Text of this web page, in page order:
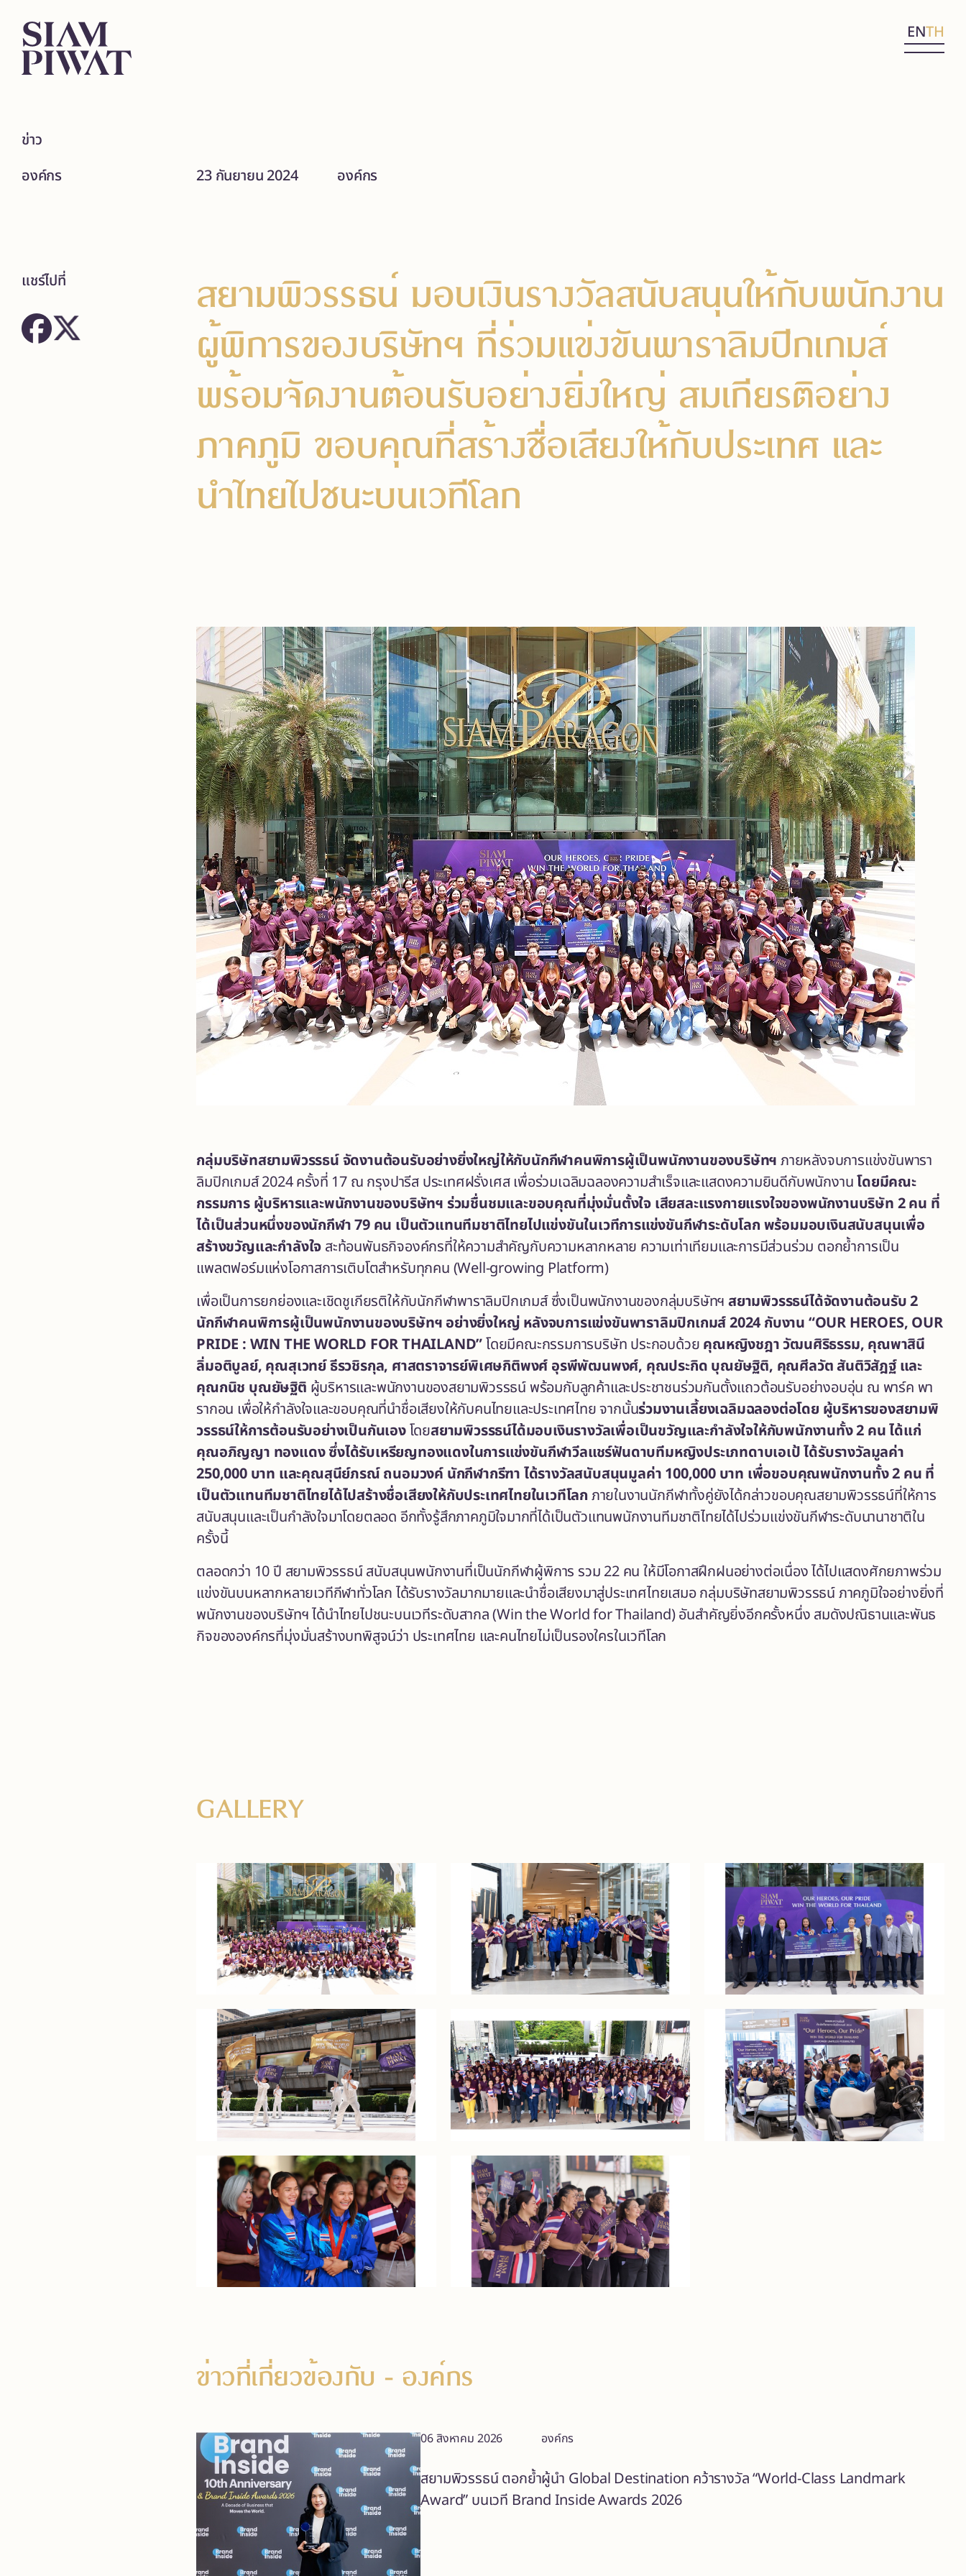
ENTH
ข่าว
องค์กร
แชร์ไปที่
23 กันยายน 2024 องค์กร
สยามพิวรรธน์ มอบเงินรางวัลสนับสนุนให้กับพนักงาน
ผู้พิการของบริษัทฯ ที่ร่วมแข่งขันพาราลิมปิกเกมส์
พร้อมจัดงานต้อนรับอย่างยิ่งใหญ่ สมเกียรติอย่าง
ภาคภูมิ ขอบคุณที่สร้างชื่อเสียงให้กับประเทศ และ
นำไทยไปชนะบนเวทีโลก
กลุ่มบริษัทสยามพิวรรธน์ จัดงานต้อนรับอย่างยิ่งใหญ่ให้กับนักกีฬาคนพิการผู้เป็นพนักงานของบริษัทฯ ภายหลังจบการแข่งขันพารา
ลิมปิกเกมส์ 2024 ครั้งที่ 17 ณ กรุงปารีส ประเทศฝรั่งเศส เพื่อร่วมเฉลิมฉลองความสำเร็จและแสดงความยินดีกับพนักงานโดยมีคณะ
กรรมการ ผู้บริหารและพนักงานของบริษัทฯ ร่วมชื่นชมและขอบคุณที่มุ่งมั่นตั้งใจ เสียสละแรงกายแรงใจของพนักงานบริษัท 2 คน ที่
ได้เป็นส่วนหนึ่งของนักกีฬา 79 คน เป็นตัวแทนทีมชาติไทยไปแข่งขันในเวทีการแข่งขันกีฬาระดับโลก พร้อมมอบเงินสนับสนุนเพื่อ
สร้างขวัญและกำลังใจ สะท้อนพันธกิจองค์กรที่ให้ความสำคัญกับความหลากหลาย ความเท่าเทียมและการมีส่วนร่วม ตอกย้ำการเป็น
แพลตฟอร์มแห่งโอกาสการเติบโตสำหรับทุกคน (Well-growing Platform)
เพื่อเป็นการยกย่องและเชิดชูเกียรติให้กับนักกีฬาพาราลิมปิกเกมส์ ซึ่งเป็นพนักงานของกลุ่มบริษัทฯ สยามพิวรรธน์ได้จัดงานต้อนรับ2
นักกีฬาคนพิการผู้เป็นพนักงานของบริษัทฯ อย่างยิ่งใหญ่ หลังจบการแข่งขันพาราลิมปิกเกมส์ 2024 กับงาน “OUR HEROES, OUR
PRIDE : WIN THE WORLD FOR THAILAND”โดยมีคณะกรรมการบริษัท ประกอบด้วย คุณหญิงชฎา วัฒนศิริธรรม, คุณพาสินี
ลิ่มอติบูลย์, คุณสุเวทย์ ธีรวชิรกุล, ศาสตราจารย์พิเศษกิติพงศ์ อุรพีพัฒนพงศ์, คุณประกิด บุณยัษฐิติ, คุณศีลวัต สันติวิสัฎฐ์ และ
คุณกนิช บุณยัษฐิติ ผู้บริหารและพนักงานของสยามพิวรรธน์ พร้อมกับลูกค้าและประชาชนร่วมกันตั้งแถวต้อนรับอย่างอบอุ่น ณ พาร์ค พา
รากอน เพื่อให้กำลังใจและขอบคุณที่นำชื่อเสียงให้กับคนไทยและประเทศไทย จากนั้นร่วมงานเลี้ยงเฉลิมฉลองต่อโดย ผู้บริหารของสยามพิ
วรรธน์ให้การต้อนรับอย่างเป็นกันเองโดยสยามพิวรรธน์ได้มอบเงินรางวัลเพื่อเป็นขวัญและกำลังใจให้กับพนักงานทั้ง2 คน ได้แก่
คุณอภิญญา ทองแดง ซึ่งได้รับเหรียญทองแดงในการแข่งขันกีฬาวีลแชร์ฟันดาบทีมหญิงประเภทดาบเอเป้ ได้รับรางวัลมูลค่า
250,000 บาท และคุณสุนีย์ภรณ์ ถนอมวงค์ นักกีฬากรีฑา ได้รางวัลสนับสนุนมูลค่า 100,000 บาท เพื่อขอบคุณพนักงานทั้ง 2 คน ที่
เป็นตัวแทนทีมชาติไทยได้ไปสร้างชื่อเสียงให้กับประเทศไทยในเวทีโลก ภายในงานนักกีฬาทั้งคู่ยังได้กล่าวขอบคุณสยามพิวรรธน์ที่ให้การ
สนับสนุนและเป็นกำลังใจมาโดยตลอด อีกทั้งรู้สึกภาคภูมิใจมากที่ได้เป็นตัวแทนพนักงานทีมชาติไทยได้ไปร่วมแข่งขันกีฬาระดับนานาชาติใน
ครั้งนี้
ตลอดกว่า 10 ปี สยามพิวรรธน์ สนับสนุนพนักงานที่เป็นนักกีฬาผู้พิการ รวม 22 คน ให้มีโอกาสฝึกฝนอย่างต่อเนื่อง ได้ไปแสดงศักยภาพร่วม
แข่งขันบนหลากหลายเวทีกีฬาทั่วโลก ได้รับรางวัลมากมายและนำชื่อเสียงมาสู่ประเทศไทยเสมอ กลุ่มบริษัทสยามพิวรรธน์ ภาคภูมิใจอย่างยิ่งที่
พนักงานของบริษัทฯ ได้นำไทยไปชนะบนเวทีระดับสากล (Win the World for Thailand) อันสำคัญยิ่งอีกครั้งหนึ่ง สมดังปณิธานและพันธ
กิจขององค์กรที่มุ่งมั่นสร้างบทพิสูจน์ว่า ประเทศไทย และคนไทยไม่เป็นรองใครในเวทีโลก
GALLERY
ข่าวที่เกี่ยวข้องกับ - องค์กร
06 สิงหาคม 2026 องค์กร
สยามพิวรรธน์ ตอกย้ำผู้นำ Global Destination คว้ารางวัล “World-Class Landmark
Award” บนเวที Brand Inside Awards 2026